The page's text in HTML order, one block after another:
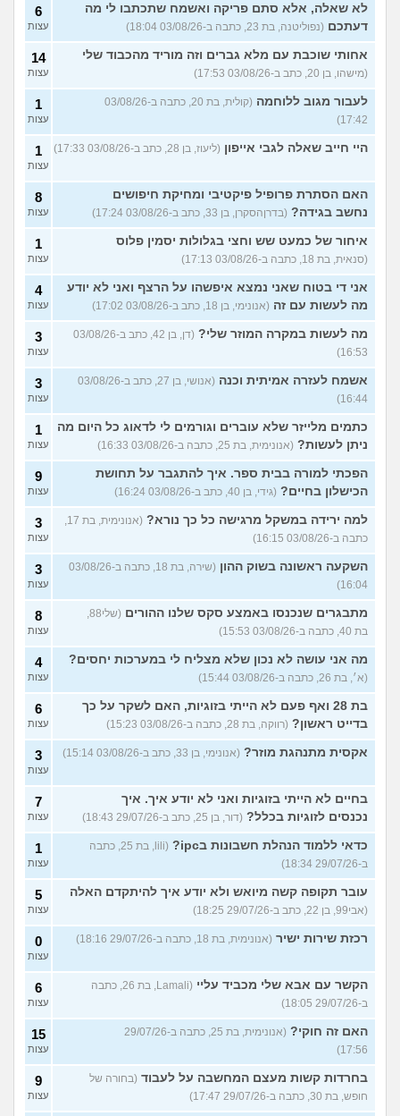
לא שאלה, אלא סתם פריקה ואשמח שתכתבו לי מה
דעתכם (נפוליטנה, בת 23, כתבה ב-03/08/26 18:04)
6
עצות
אחותי שוכבת עם מלא גברים וזה מוריד מהכבוד שלי
(מישהו, בן 20, כתב ב-03/08/26 17:53)
14
עצות
לעבור מגוב ללוחמה
(קולית, בת 20, כתבה ב-03/08/26
17:42)
1
עצות
היי חייב שאלה לגבי אייפון (ליעוז, בן 28, כתב ב-03/08/26 17:33) 1
עצות
האם הסתרת פרופיל פיקטיבי ומחיקת חיפושים
נחשב בגידה? (בדרןהסקרן, בן 33, כתב ב-03/08/26 17:24)
8
עצות
איחור של כמעט שש וחצי בגלולות יסמין פלוס
(סנאית, בת 18, כתבה ב-03/08/26 17:13)
1
עצות
אני די בטוח שאני נמצא איפשהו על הרצף ואני לא יודע
מה לעשות עם זה (אנונימי, בן 18, כתב ב-03/08/26 17:02)
4
עצות
מה לעשות במקרה המוזר שלי?
(דן, בן 42, כתב ב-03/08/26
16:53)
3
עצות
אשמח לעזרה אמיתית וכנה
(אנושי, בן 27, כתב ב-03/08/26
16:44)
3
עצות
כתמים מלייזר שלא עוברים וגורמים לי לדאוג כל היום מה
ניתן לעשות? (אנונימית, בת 25, כתבה ב-03/08/26 16:33)
1
עצות
הפכתי למורה בבית ספר. איך להתגבר על תחושת
הכישלון בחיים? (גידי, בן 40, כתב ב-03/08/26 16:24)
9
עצות
למה ירידה במשקל מרגישה כל כך נורא?
(אנונימית, בת 17,
כתבה ב-03/08/26 16:15)
3
עצות
השקעה ראשונה בשוק ההון
(שירה, בת 18, כתבה ב-03/08/26
16:04)
3
עצות
מתבגרים שנכנסו באמצע סקס שלנו ההורים
(שלי88,
בת 40, כתבה ב-03/08/26 15:53)
8
עצות
מה אני עושה לא נכון שלא מצליח לי במערכות יחסים?
(א׳, בת 26, כתבה ב-03/08/26 15:44)
4
עצות
בת 28 ואף פעם לא הייתי בזוגיות, האם לשקר על כך
בדייט ראשון? (רווקה, בת 28, כתבה ב-03/08/26 15:23)
6
עצות
אקסית מתנהגת מוזר? (אנונימי, בן 33, כתב ב-03/08/26 15:14) 3
עצות
בחיים לא הייתי בזוגיות ואני לא יודע איך. איך
נכנסים לזוגיות בכלל? (דור, בן 25, כתב ב-29/07/26 18:43)
7
עצות
כדאי ללמוד הנהלת חשבונות בipc?
(lili, בת 25, כתבה
ב-29/07/26 18:34)
1
עצות
עובר תקופה קשה מיואש ולא יודע איך להיתקדם האלה
(אבי99, בן 22, כתב ב-29/07/26 18:25)
5
עצות
רכזת שירות ישיר (אנונימית, בת 18, כתבה ב-29/07/26 18:16) 0
עצות
הקשר עם אבא שלי מכביד עליי
(Lamali, בת 26, כתבה
ב-29/07/26 18:05)
6
עצות
האם זה חוקי?
(אנונימית, בת 25, כתבה ב-29/07/26
17:56)
15
עצות
בחרדות קשות מעצם המחשבה על לעבוד (בחורה של
חופש, בת 30, כתבה ב-29/07/26 17:47)
9
עצות